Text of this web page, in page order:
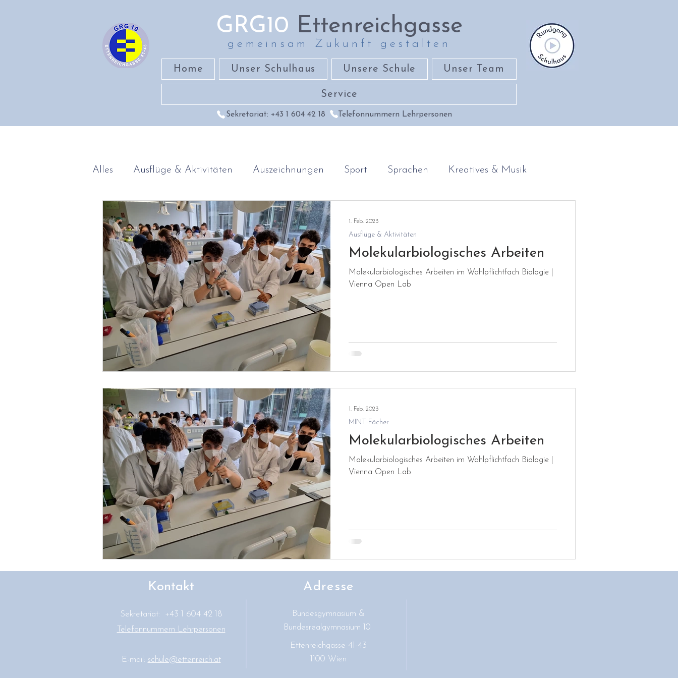
GRG10 Ettenreichgasse
gemeinsam Zukunft gestalten
Home Unser Schulhaus Unsere Schule Unser Team
Service
Sekretariat: +43 1 604 42 18 Telefonnummern Lehrpersonen
Alles Ausflüge & Aktivitäten Auszeichnungen Sport Sprachen Kreatives & Musik
Band MINT-Fächer Geschichte & Geographie
Reisen | Mehrtägige Veranstaltungen Hilfe für Schüler:innen Schulumbau
Allgemeines & Organisatorisches Tagesbetreuung Berufsorientierung
Schulfeiern
Molekularbiologisches Arbeiten
Molekularbiologisches Arbeiten im Wahlpflichtfach Biologie |
Vienna Open Lab
Ausflüge & Aktivitäten
1. Feb. 2023
Molekularbiologisches Arbeiten
Molekularbiologisches Arbeiten im Wahlpflichtfach Biologie |
Vienna Open Lab
MINT-Fächer
1. Feb. 2023
Kontakt Adresse
Sekretariat: +43 1 604 42 18
Telefonnummern Lehrpersonen
E-mail: schule@ettenreich.at
Bundesgymnasium &
Bundesrealgymnasium 10
Ettenreichgasse 41-43
1100 Wien